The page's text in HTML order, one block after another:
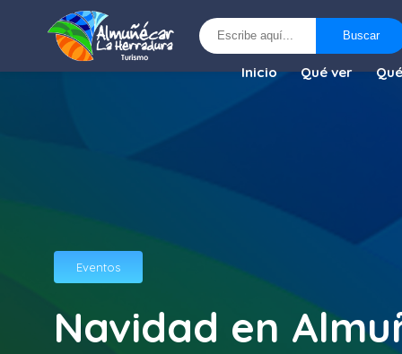
Buscar
Inicio Qué ver
Eventos
Navidad en